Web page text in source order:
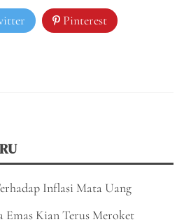
Pinterest
Inflasi Mata Uang
Kian Terus Meroket